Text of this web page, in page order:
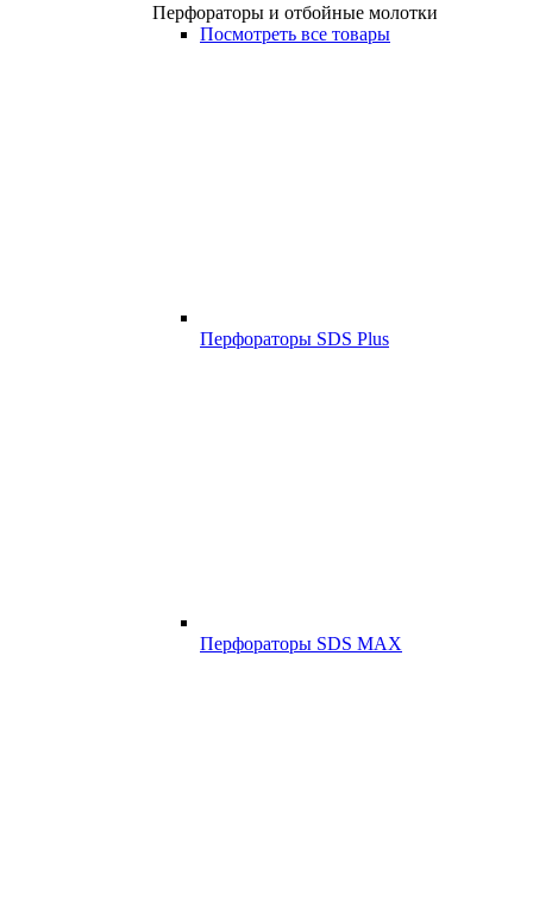
Перфораторы и отбойные молотки
Посмотреть все товары
Перфораторы SDS Plus
Перфораторы SDS MAX